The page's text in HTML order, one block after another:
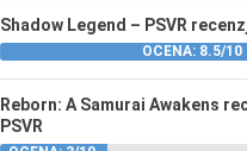
Shadow Legend – PSVR
OCENA: 8.5/10
Reborn: A Samurai Awakens
PSVR